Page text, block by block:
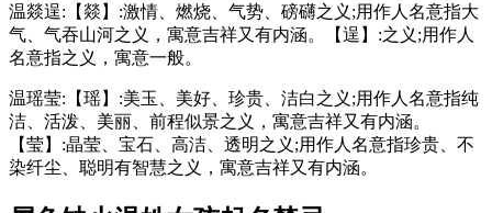
温燚逞:【燚】:激情、燃烧、气势、磅礴之义;用作人名意指大
气、气吞山河之义，寓意吉祥又有内涵。【逞】:之义;用作人
名意指之义，寓意一般。
温瑶莹:【瑶】:美玉、美好、珍贵、洁白之义;用作人名意指纯
洁、活泼、美丽、前程似景之义，寓意吉祥又有内涵。
【莹】:晶莹、宝石、高洁、透明之义;用作人名意指珍贵、不
染纤尘、聪明有智慧之义，寓意吉祥又有内涵。